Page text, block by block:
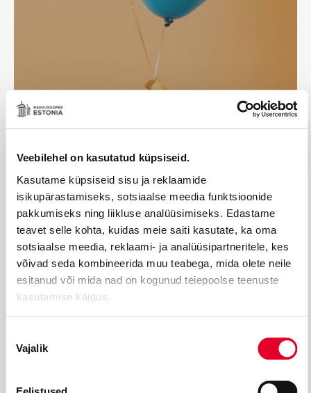
Veebilehel on kasutatud küpsiseid.
Kasutame küpsiseid sisu ja reklaamide
isikupärastamiseks, sotsiaalse meedia funktsioonide
pakkumiseks ning liikluse analüüsimiseks. Edastame
teavet selle kohta, kuidas meie saiti kasutate, ka oma
sotsiaalse meedia, reklaami- ja analüüsipartneritele, kes
võivad seda kombineerida muu teabega, mida olete neile
esitanud või mida nad on kogunud teiepoolse teenuste
kasutamise käigus.
valik
Vajalik
JOHN KANDERI MUUSIKAL
Kabaree